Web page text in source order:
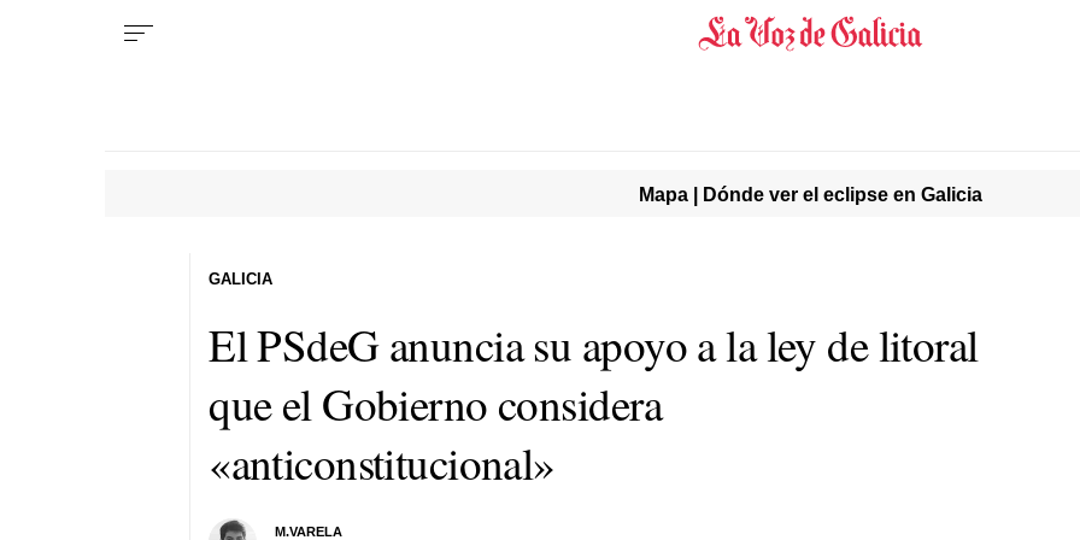
Mapa | Dónde ver el eclipse en Galicia
El PSdeG anuncia su apoyo a la ley de litoral
que el Gobierno considera
«anticonstitucional»
M.VARELA
GALICIA